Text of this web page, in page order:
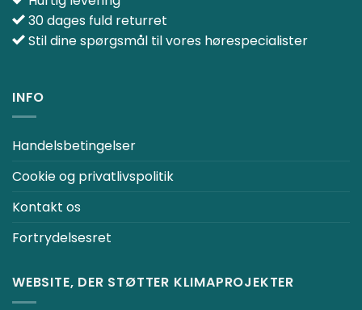
30 dages fuld returret
Stil dine spørgsmål til vores hørespecialister
INFO
Handelsbetingelser
Cookie og privatlivspolitik
Kontakt os
Fortrydelsesret
WEBSITE, DER STØTTER KLIMAPROJEKTER